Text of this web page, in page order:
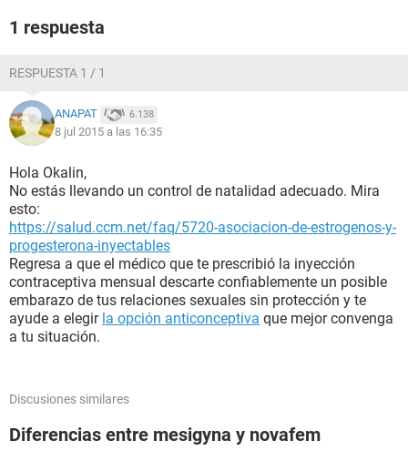
1 respuesta
RESPUESTA 1 / 1
ANAPAT 6.138
8 jul 2015 a las 16:35
Hola Okalin,
No estás llevando un control de natalidad adecuado. Mira
esto:
https://salud.ccm.net/faq/5720-asociacion-de-estrogenos-y-
progesterona-inyectables
Regresa a que el médico que te prescribió la inyección
contraceptiva mensual descarte confiablemente un posible
embarazo de tus relaciones sexuales sin protección y te
ayude a elegir la opción anticonceptiva que mejor convenga
a tu situación.
Discusiones similares
Diferencias entre mesigyna y novafem